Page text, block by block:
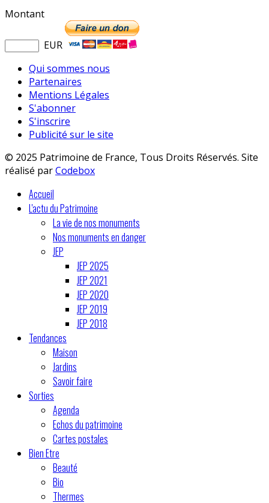
Montant
EUR
Qui sommes nous
Partenaires
Mentions Légales
S'abonner
S'inscrire
Publicité sur le site
© 2025 Patrimoine de France, Tous Droits Réservés. Site
réalisé parCodebox
Accueil
L'actu du Patrimoine
La vie de nos monuments
Nos monuments en danger
JEP
JEP 2025
JEP 2021
JEP 2020
JEP 2019
JEP 2018
Tendances
Maison
Jardins
Savoir faire
Sorties
Agenda
Echos du patrimoine
Cartes postales
Bien Etre
Beauté
Bio
Thermes